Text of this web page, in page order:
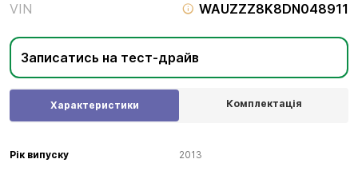
VIN
WAUZZZ8K8DN048911
Записатись на тест-драйв
Характеристики Комплектація
Рік випуску 2013